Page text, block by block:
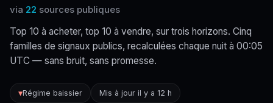
via 22 sources publiques
Top 10 à acheter, top 10 à vendre, sur trois horizons. Cinq
familles de signaux publics, recalculées chaque nuit à 00:05
UTC — sans bruit, sans promesse.
▼Régime baissier Mis à jour il y a 12 h